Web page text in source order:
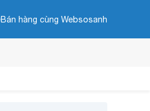
Bán hàng cùng Websosanh